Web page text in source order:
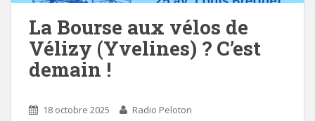
La Bourse aux vélos de
Vélizy (Yvelines) ? C’est
demain !
18 octobre 2025 Radio Peloton